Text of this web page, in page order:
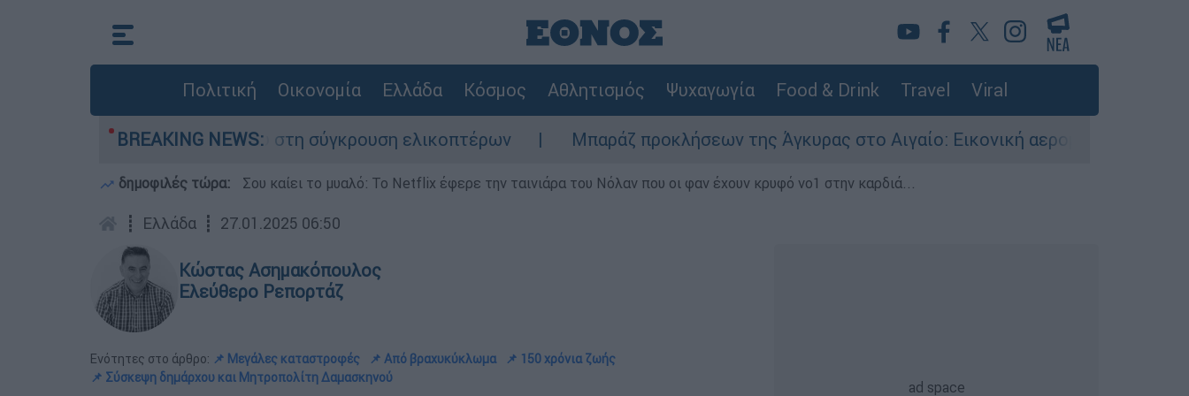
Πολιτική Οικονομία Ελλάδα Κόσμος Αθλητισμός Ψυχαγωγία Food & Drink Travel Viral
BREAKING NEWS:
τη ζωή του στη σύγκρουση ελικοπτέρων Μπαράζ προκλήσεων της Άγκυρας στο Αιγαίο: Εικονική αερομαχία ανάμεσα σε ελληνικά και
δημοφιλές τώρα: Σου καίει το μυαλό: Το Netflix έφερε την ταινιάρα του Νόλαν που οι φαν έχουν κρυφό νο1 στην καρδιά...
┋ Ελλάδα ┋ 27.01.2025 06:50
Κώστας Ασημακόπουλος
Ελεύθερο Ρεπορτάζ
Ενότητες στο άρθρο: 📌 Μεγάλες καταστροφές 📌 Από βραχυκύκλωμα
📌 150 χρόνια ζωής
📌 Σύσκεψη δημάρχου και Μητροπολίτη Δαμασκηνού